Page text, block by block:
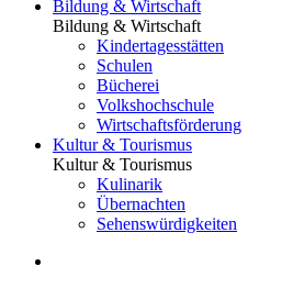
Bildung & Wirtschaft
Bildung & Wirtschaft
Kindertagesstätten
Schulen
Bücherei
Volkshochschule
Wirtschaftsförderung
Kultur & Tourismus
Kultur & Tourismus
Kulinarik
Übernachten
Sehenswürdigkeiten